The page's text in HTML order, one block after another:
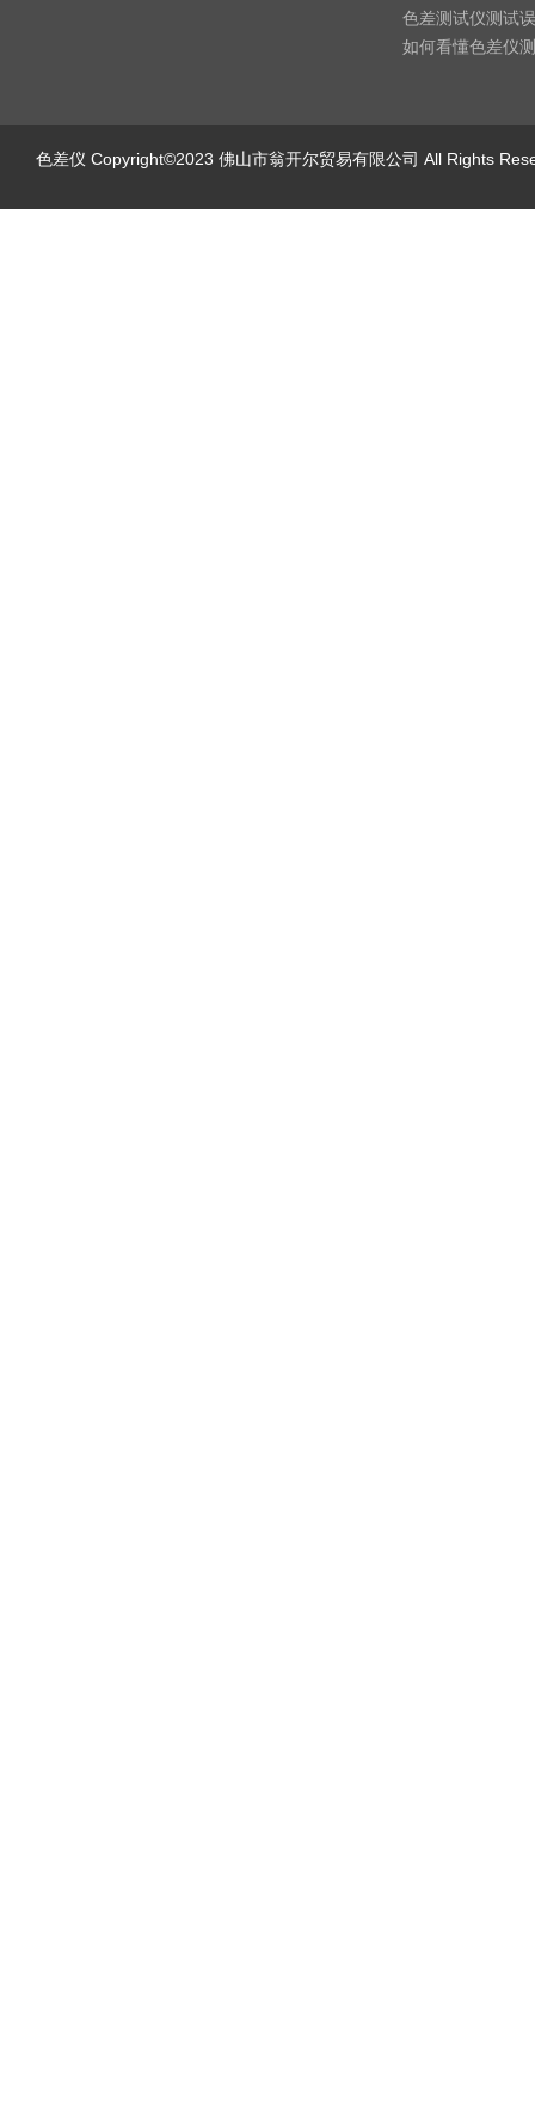
色差测试仪测试
如何看懂色差仪
色差仪 Copyright©2023 佛山市翁开尔贸易有限公司 All Rights